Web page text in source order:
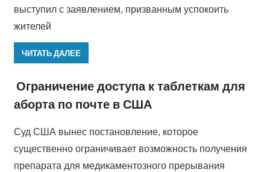
выступил с заявлением, призванным успокоить
жителей
ЧИТАТЬ ДАЛЕЕ
Ограничение доступа к таблеткам для
аборта по почте в США
Суд США вынес постановление, которое
существенно ограничивает возможность получения
препарата для медикаментозного прерывания